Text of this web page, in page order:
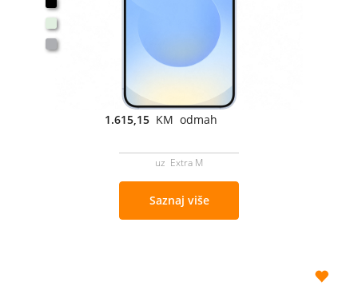
1.615,15 KM odmah
uz Extra M
Saznaj više